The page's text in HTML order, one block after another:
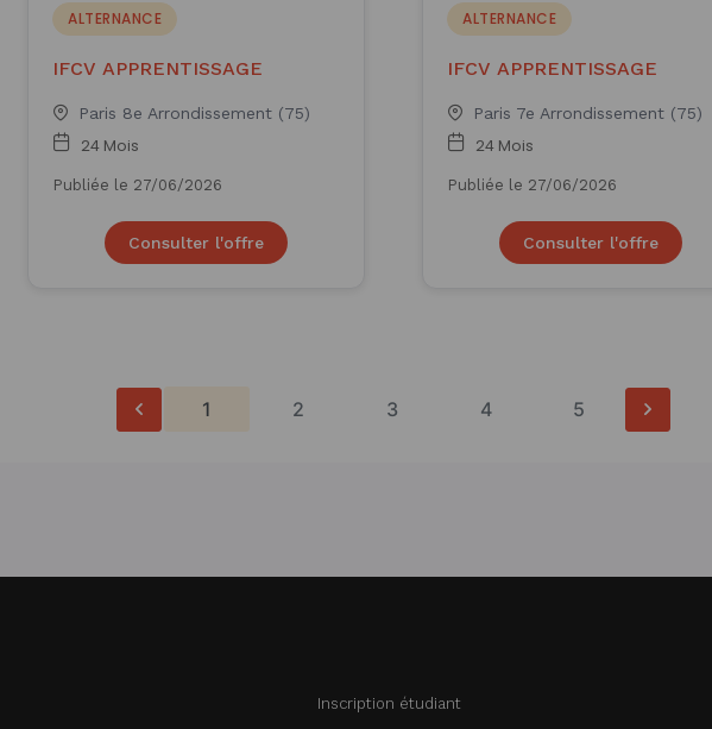
gestion de
patrimoine financier
(H/F)
ALTERNANCE
IFCV APPRENTISSAGE
Paris 8e Arrondissement (75)
24 Mois
Publiée le 27/06/2026
Consulter l'offre
gestion de
patrimoine financier
(H/F)
ALTERNANCE
IFCV APPRENTISSAGE
Paris 7e Arrondissement (75)
24 Mois
Publiée le 27/06/2026
Consulter l'offre
1 2 3 4 5
Inscription étudiant